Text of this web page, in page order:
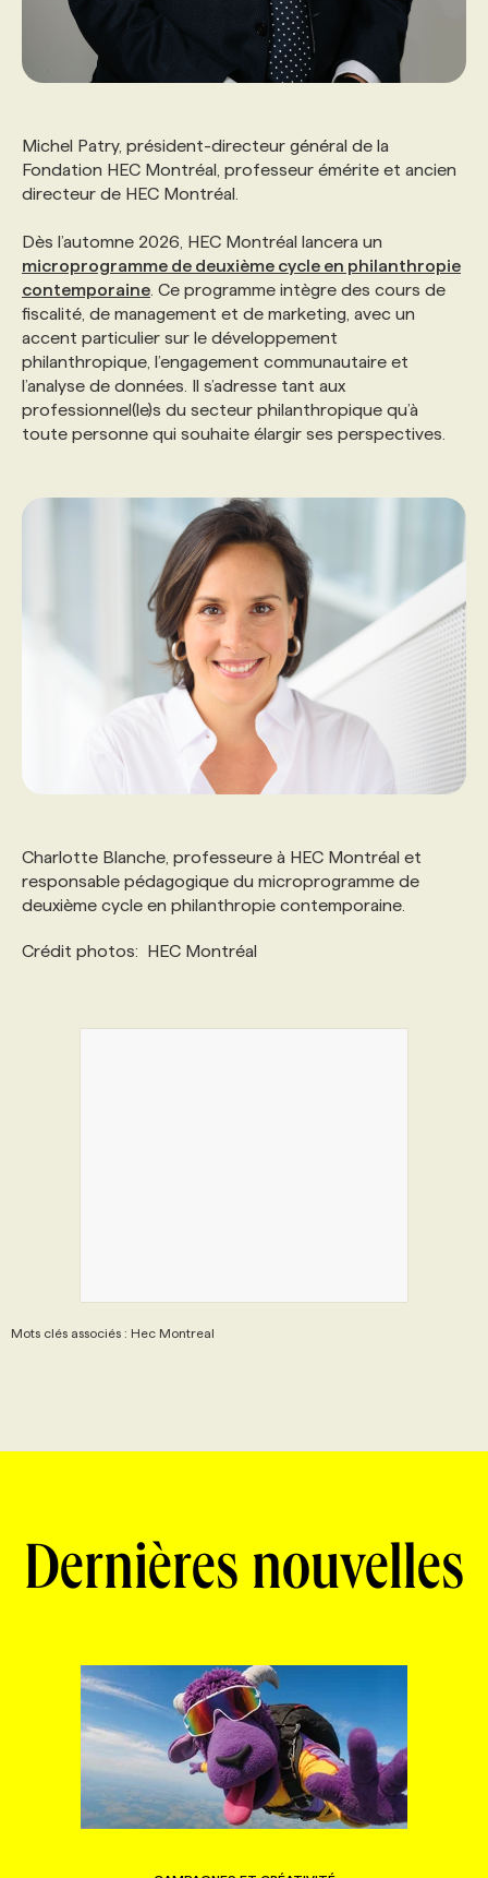
Michel Patry, président-directeur général de la
Fondation HEC Montréal, professeur émérite et ancien
directeur de HEC Montréal.
Dès l’automne 2026, HEC Montréal lancera un
microprogramme de deuxième cycle en philanthropie
contemporaine . Ce programme intègre des cours de
fiscalité, de management et de marketing, avec un
accent particulier sur le développement
philanthropique, l’engagement communautaire et
l’analyse de données. Il s’adresse tant aux
professionnel(le)s du secteur philanthropique qu’à
toute personne qui souhaite élargir ses perspectives.
Charlotte Blanche, professeure à HEC Montréal et
responsable pédagogique du microprogramme de
deuxième cycle en philanthropie contemporaine.
Crédit photos: HEC Montréal
Mots clés associés : Hec Montreal
Dernières nouvelles